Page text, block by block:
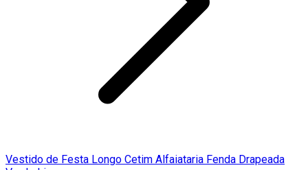
Vestido de Festa Longo Cetim Alfaiataria Fenda Drapeada